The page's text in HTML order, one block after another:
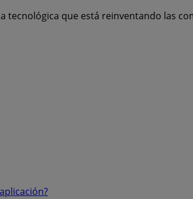
tecnológica que está reinventando las